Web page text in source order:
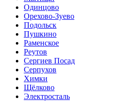
Одинцово
Орехово-Зуево
Подольск
Пушкино
Раменское
Реутов
Сергиев Посад
Серпухов
Химки
Щёлково
Электросталь